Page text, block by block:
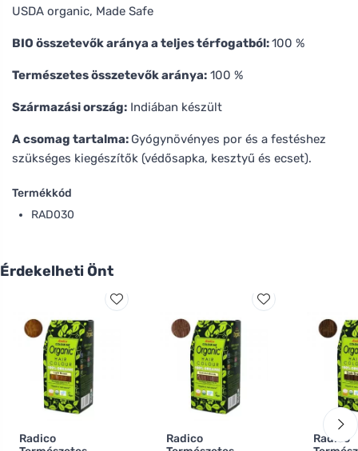
USDA organic, Made Safe
BIO összetevők aránya a teljes térfogatból:100 %
Természetes összetevők aránya: 100 %
Származási ország: Indiában készült
A csomag tartalma: Gyógynövényes por és a festéshez
szükséges kiegészítők (védősapka, kesztyű és ecset).
Termékkód
RAD030
Érdekelheti Önt
Radico
Radico
Radico